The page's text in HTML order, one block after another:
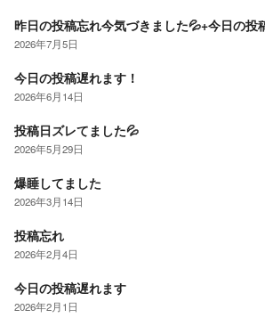
昨日の投稿忘れ今気づきました💦+今日の投
2026年7月5日
今日の投稿遅れます！
2026年6月14日
投稿日ズレてました💦
2026年5月29日
爆睡してました
2026年3月14日
投稿忘れ
2026年2月4日
今日の投稿遅れます
2026年2月1日